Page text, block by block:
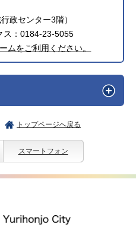
政センター3階）
：0184-23-5055
ムをご利用ください。
トップページへ戻る
スマートフォン